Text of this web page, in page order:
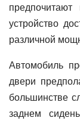
устройство
различной
Автомобиль
двери
большинстве
заднем